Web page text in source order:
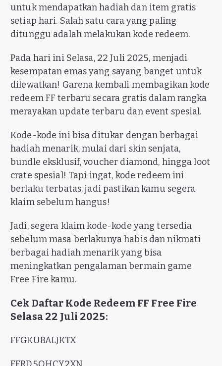
untuk mendapatkan hadiah dan item gratis
setiap hari. Salah satu cara yang paling
ditunggu adalah melakukan kode redeem.
Pada hari ini Selasa, 22 Juli 2025, menjadi
kesempatan emas yang sayang banget untuk
dilewatkan! Garena kembali membagikan kode
redeem FF terbaru secara gratis dalam rangka
merayakan update terbaru dan event spesial.
Kode-kode ini bisa ditukar dengan berbagai
hadiah menarik, mulai dari skin senjata,
bundle eksklusif, voucher diamond, hingga loot
crate spesial! Tapi ingat, kode redeem ini
berlaku terbatas, jadi pastikan kamu segera
klaim sebelum hangus!
Jadi, segera klaim kode-kode yang tersedia
sebelum masa berlakunya habis dan nikmati
berbagai hadiah menarik yang bisa
meningkatkan pengalaman bermain game
Free Fire kamu.
Cek Daftar Kode Redeem FF Free Fire
Selasa 22 Juli 2025:
FFGKUBALJKTX